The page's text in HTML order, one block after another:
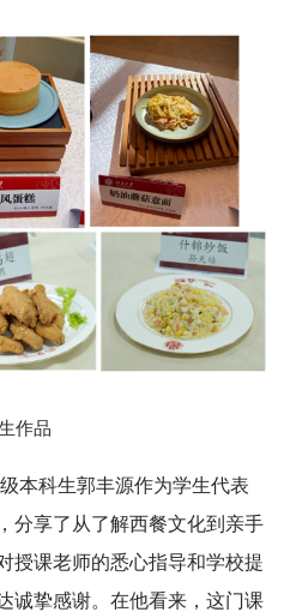
作品
本科生郭丰源作为学生代表
分享了从了解西餐文化到亲手
授课老师的悉心指导和学校提
诚挚感谢。在他看来，这门课